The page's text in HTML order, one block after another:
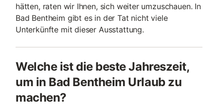
hätten, raten wir Ihnen, sich weiter umzuschauen. In
Bad Bentheim gibt es in der Tat nicht viele
Unterkünfte mit dieser Ausstattung.
Welche ist die beste Jahreszeit,
um in Bad Bentheim Urlaub zu
machen?